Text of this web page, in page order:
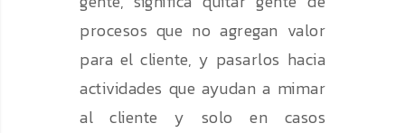
procesos que no agregan valor
para el cliente, y pasarlos hacia
actividades que ayudan a mimar
al cliente y solo en casos